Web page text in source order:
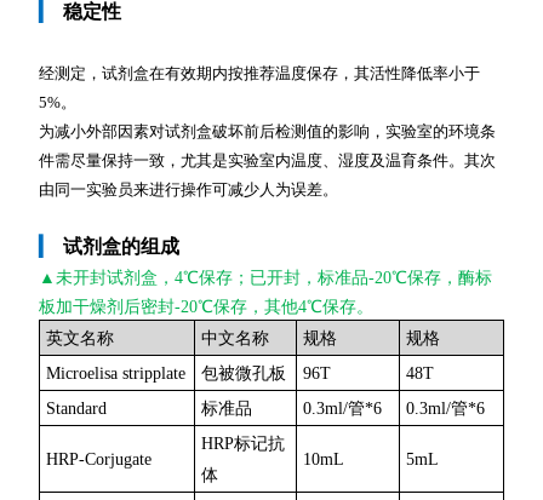
稳定性
经测定，试剂盒在有效期内按推荐温度保存，其活性降低率小于
5%。
为减小外部因素对试剂盒破坏前后检测值的影响，实验室的环境条
件需尽量保持一致，尤其是实验室内温度、湿度及温育条件。其次
由同一实验员来进行操作可减少人为误差。
试剂盒的组成
▲未开封试剂盒，4℃保存；已开封，标准品-20℃保存，酶标
板加干燥剂后密封-20℃保存，其他4℃保存。
英文名称
中文名称 规格
规格
Microelisa stripplate
包被微孔板 96T
48T
Standard
标准品 0.3ml/管*6 0.3ml/管*6
HRP-Corjugate
HRP标记抗
体
10mL 5mL